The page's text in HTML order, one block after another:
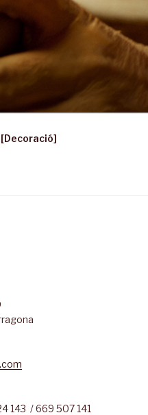
[Decoració]
143 / 669 507 141